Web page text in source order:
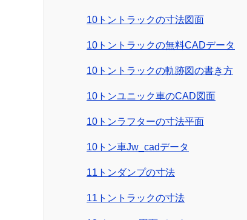
10トントラックの寸法図面
10トントラックの無料CADデータ
10トントラックの軌跡図の書き方
10トンユニック車のCAD図面
10トンラフターの寸法平面
10トン車Jw_cadデータ
11トンダンプの寸法
11トントラックの寸法